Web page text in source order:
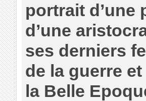
portrait d’une
d’une
ses derniers
de la guerre
la Belle